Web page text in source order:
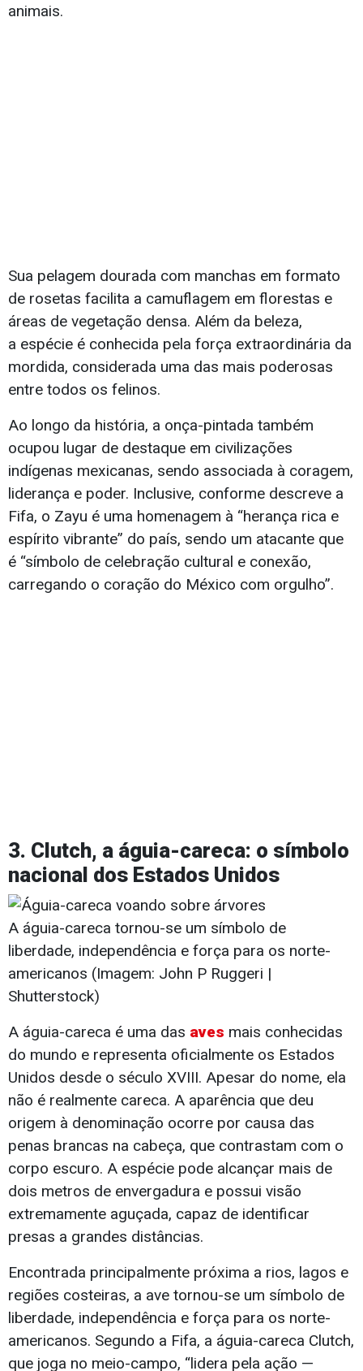
animais.
Sua pelagem dourada com manchas em formato
de rosetas facilita a camuflagem em florestas e
áreas de vegetação densa. Além da beleza,
a espécie é conhecida pela força extraordinária da
mordida, considerada uma das mais poderosas
entre todos os felinos.
Ao longo da história, a onça-pintada também
ocupou lugar de destaque em civilizações
indígenas mexicanas, sendo associada à coragem,
liderança e poder. Inclusive, conforme descreve a
Fifa, o Zayu é uma homenagem à “herança rica e
espírito vibrante” do país, sendo um atacante que
é “símbolo de celebração cultural e conexão,
carregando o coração do México com orgulho”.
3. Clutch, a águia-careca: o símbolo
nacional dos Estados Unidos
A águia-careca tornou-se um símbolo de
liberdade, independência e força para os norte-
americanos (Imagem: John P Ruggeri |
Shutterstock)
A águia-careca é uma das aves mais conhecidas
do mundo e representa oficialmente os Estados
Unidos desde o século XVIII. Apesar do nome, ela
não é realmente careca. A aparência que deu
origem à denominação ocorre por causa das
penas brancas na cabeça, que contrastam com o
corpo escuro. A espécie pode alcançar mais de
dois metros de envergadura e possui visão
extremamente aguçada, capaz de identificar
presas a grandes distâncias.
Encontrada principalmente próxima a rios, lagos e
regiões costeiras, a ave tornou-se um símbolo de
liberdade, independência e força para os norte-
americanos. Segundo a Fifa, a águia-careca Clutch,
que joga no meio-campo, “lidera pela ação —